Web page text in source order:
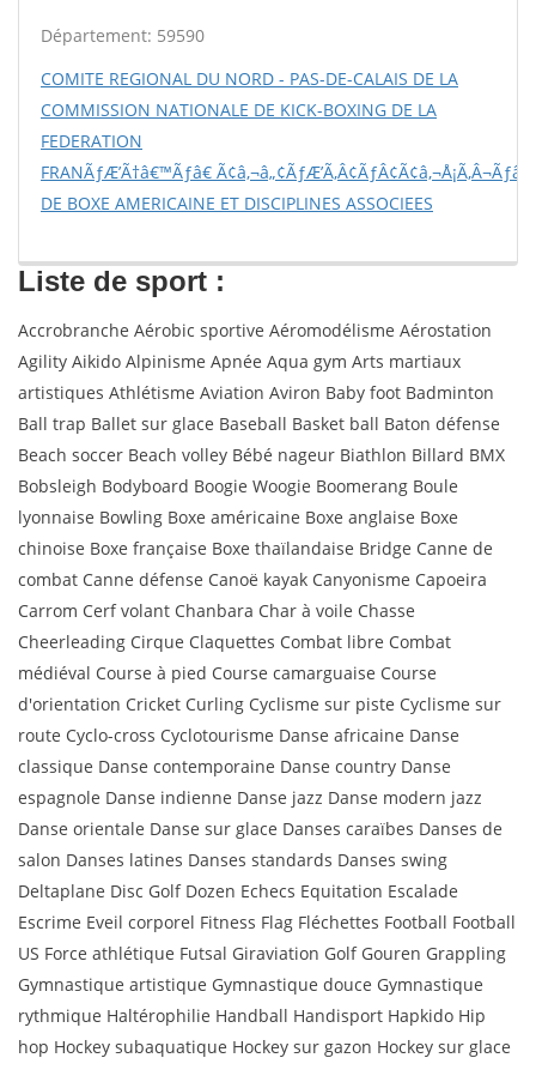
Département: 59590
COMITE REGIONAL DU NORD - PAS-DE-CALAIS DE LA
COMMISSION NATIONALE DE KICK-BOXING DE LA
FEDERATION
FRANÃƒÆ’Ã†â€™Ãƒâ€
DE BOXE AMERICAINE ET DISCIPLINES ASSOCIEES
Liste de sport :
Accrobranche Aérobic sportive Aéromodélisme Aérostation
Agility Aikido Alpinisme Apnée Aqua gym Arts martiaux
artistiques Athlétisme Aviation Aviron Baby foot Badminton
Ball trap Ballet sur glace Baseball Basket ball Baton défense
Beach soccer Beach volley Bébé nageur Biathlon Billard BMX
Bobsleigh Bodyboard Boogie Woogie Boomerang Boule
lyonnaise Bowling Boxe américaine Boxe anglaise Boxe
chinoise Boxe française Boxe thaïlandaise Bridge Canne de
combat Canne défense Canoë kayak Canyonisme Capoeira
Carrom Cerf volant Chanbara Char à voile Chasse
Cheerleading Cirque Claquettes Combat libre Combat
médiéval Course à pied Course camarguaise Course
d'orientation Cricket Curling Cyclisme sur piste Cyclisme sur
route Cyclo-cross Cyclotourisme Danse africaine Danse
classique Danse contemporaine Danse country Danse
espagnole Danse indienne Danse jazz Danse modern jazz
Danse orientale Danse sur glace Danses caraïbes Danses de
salon Danses latines Danses standards Danses swing
Deltaplane Disc Golf Dozen Echecs Equitation Escalade
Escrime Eveil corporel Fitness Flag Fléchettes Football Football
US Force athlétique Futsal Giraviation Golf Gouren Grappling
Gymnastique artistique Gymnastique douce Gymnastique
rythmique Haltérophilie Handball Handisport Hapkido Hip
hop Hockey subaquatique Hockey sur gazon Hockey sur glace